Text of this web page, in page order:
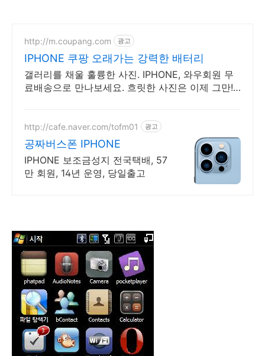
http://m.coupang.com 광고
IPHONE 쿠팡 오래가는 강력한 배터리
갤러리를 채울 훌륭한 사진. IPHONE, 와우회원 무
료배송으로 만나보세요. 흐릿한 사진은 이제 그만!
http://cafe.naver.com/tofm01 광고
공짜버스폰 IPHONE
IPHONE 보조금성지 전국택배, 57
만 회원, 14년 운영, 당일출고